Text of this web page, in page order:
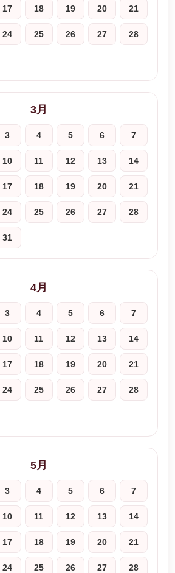
17 18 19 20 21
24 25 26 27 28
3月
3 4 5 6 7
10 11 12 13 14
17 18 19 20 21
24 25 26 27 28
31
4月
3 4 5 6 7
10 11 12 13 14
17 18 19 20 21
24 25 26 27 28
5月
3 4 5 6 7
10 11 12 13 14
17 18 19 20 21
24 25 26 27 28